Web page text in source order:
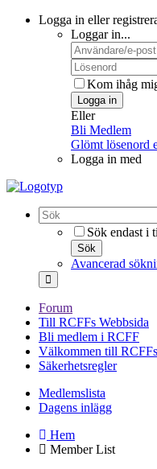
Logga in eller
Loggar in...
Kom ihåg
Logga in
Eller
Bli Medlem
Glömt lösenord
Logga in med
Sök endast i
Sök
Avancerad
Forum
Till RCFFs Webbsida
Bli medlem i RCFF
Välkommen till
Säkerhetsregler
Medlemslista
Dagens inlägg
Hem
Member List